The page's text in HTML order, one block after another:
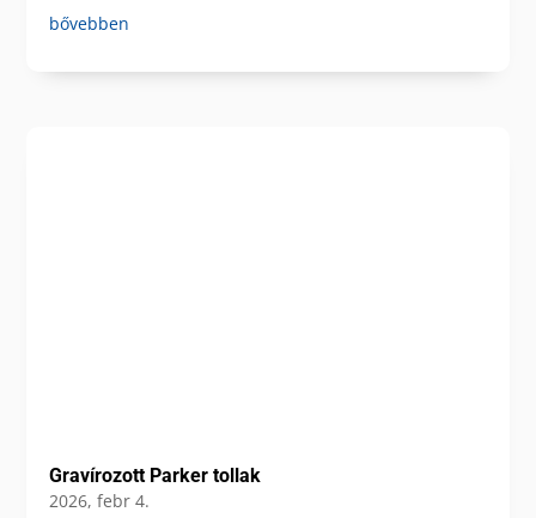
bővebben
Gravírozott Parker tollak
2026, febr 4.